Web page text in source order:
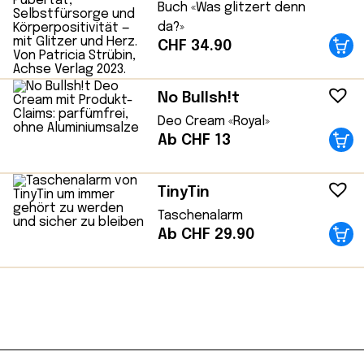
Buch «Was glitzert denn
da?»
CHF 34.90
No Bullsh!t
Deo Cream «Royal»
Ab CHF 13
TinyTin
Taschenalarm
Ab CHF 29.90